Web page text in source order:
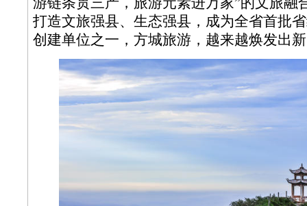
打造文旅强县、生态强县，成为全省首批
创建单位之一，方城旅游，越来越焕发出